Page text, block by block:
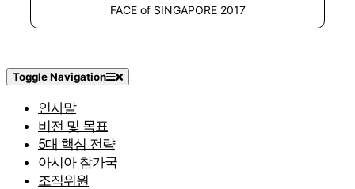
FACE of SINGAPORE 2017
Toggle Navigation
인사말
비전 및 목표
5대 핵심 전략
아시아 참가국
조직위원